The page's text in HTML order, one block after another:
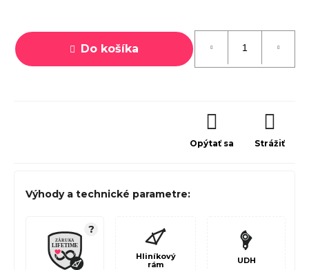
cena:
Do košíka
Opýtať sa Strážiť
Výhody a technické parametre:
?
Hliníkový
rám
UDH
2025
€600